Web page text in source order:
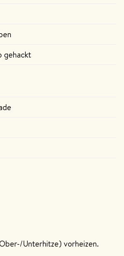
gehackt
Unterhitze) vorheizen.